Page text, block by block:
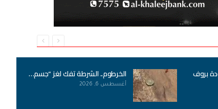
بروف الخرطوم.. الشرطة تفك لغز “جسم…
أغسطس 6, 2026